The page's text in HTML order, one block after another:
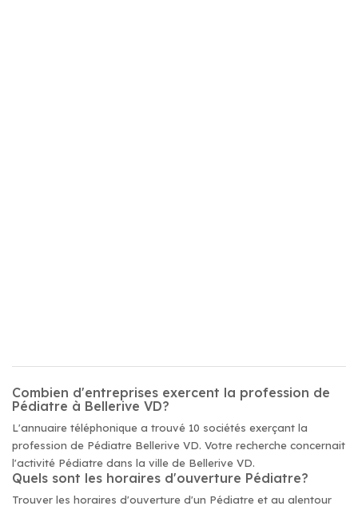
Combien d'entreprises exercent la profession de
Pédiatre à Bellerive VD?
L'annuaire téléphonique a trouvé 10 sociétés exerçant la
profession de Pédiatre Bellerive VD. Votre recherche concernait
l'activité Pédiatre dans la ville de Bellerive VD.
Quels sont les horaires d'ouverture Pédiatre?
Trouver les horaires d'ouverture d'un Pédiatre et au alentour